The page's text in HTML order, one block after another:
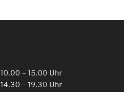
10.00 – 15.00 Uhr
14.30 – 19.30 Uhr